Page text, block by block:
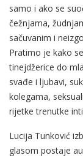
samo i ako se
čežnjama,
sačuvanim i
Pratimo je kako
tinejdžerice do
svađe i ljubavi,
kolegama,
rijetke trenutke
Lucija Tunković
glasom postaje